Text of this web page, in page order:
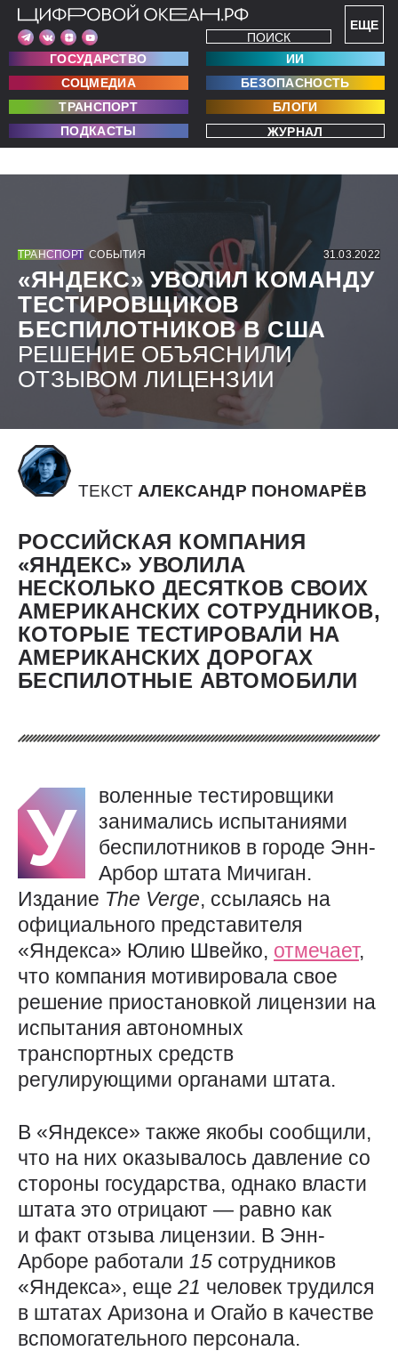
ЕЩЕ
ПОИСК
ГОСУДАРСТВО
ИИ
СОЦМЕДИА
БЕЗОПАСНОСТЬ
ТРАНСПОРТ
БЛОГИ
ПОДКАСТЫ
ЖУРНАЛ
ТРАНСПОРТ СОБЫТИЯ 31.03.2022
«ЯНДЕКС» УВОЛИЛ КОМАНДУ
ТЕСТИРОВЩИКОВ
БЕСПИЛОТНИКОВ В США
РЕШЕНИЕ ОБЪЯСНИЛИ
ОТЗЫВОМ ЛИЦЕНЗИИ
ТЕКСТ АЛЕКСАНДР ПОНОМАРЁВ
РОССИЙСКАЯ КОМПАНИЯ
«ЯНДЕКС» УВОЛИЛА
НЕСКОЛЬКО ДЕСЯТКОВ СВОИХ
АМЕРИКАНСКИХ СОТРУДНИКОВ,
КОТОРЫЕ ТЕСТИРОВАЛИ НА
АМЕРИКАНСКИХ ДОРОГАХ
БЕСПИЛОТНЫЕ АВТОМОБИЛИ
У
воленные тестировщики
занимались испытаниями
беспилотников в городе Энн-
Арбор штата Мичиган.
Издание The Verge, ссылаясь на
официального представителя
«Яндекса» Юлию Швейко, отмечает,
что компания мотивировала свое
решение приостановкой лицензии на
испытания автономных
транспортных средств
регулирующими органами штата.
В «Яндексе» также якобы сообщили,
что на них оказывалось давление со
стороны государства, однако власти
штата это отрицают — равно как
и факт отзыва лицензии. В Энн-
Арборе работали 15 сотрудников
«Яндекса», еще 21 человек трудился
в штатах Аризона и Огайо в качестве
вспомогательного персонала.